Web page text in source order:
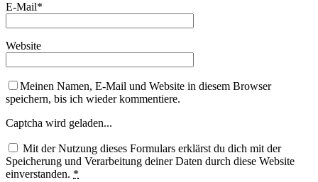
E-Mail*
Website
Meinen Namen, E-Mail und Website in diesem Browser
speichern, bis ich wieder kommentiere.
Captcha wird geladen...
Mit der Nutzung dieses Formulars erklärst du dich mit der
Speicherung und Verarbeitung deiner Daten durch diese Website
einverstanden. *